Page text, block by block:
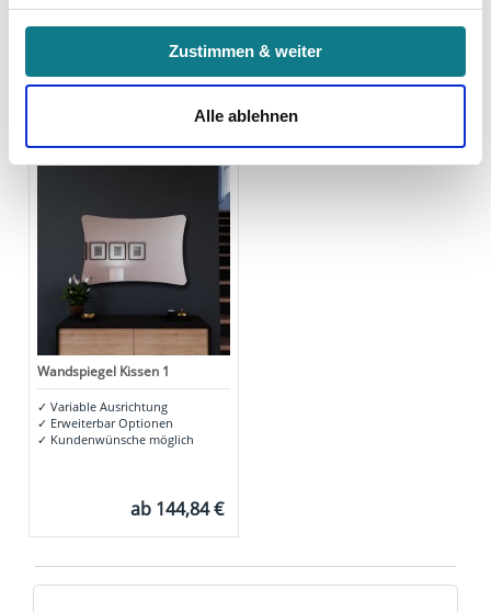
zu den genannten Zwecken ein.
Ihre Einwilligung können Sie jederzeit mit Wirkung für die
Zukunft widerrufen. Am einfachsten ist es, wenn Sie dazu
unter "Cookies" Ihre getroffene Auswahl anpassen. Durch
den Widerruf der Einwilligung wird die vorherige
Verarbeitung nicht berührt.
Impressum Datenschutz
Zustimmen & weiter
Alle ablehnen
Zuletzt angesehen
Wandspiegel Kissen 1
✓ Variable Ausrichtung
✓ Erweiterbar Optionen
✓ Kundenwünsche möglich
ab 144,84 €